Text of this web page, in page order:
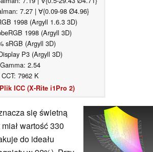
7.27 | ∀{0.09-98 Ø4.96}
1998 (Argyll 1.6.3 3D)
1998 (Argyll 3D)
sRGB (Argyll 3D)
P3 (Argyll 3D)
Gamma: 2.54
CCT: 7962 K
ICC (X-Rite i1Pro 2)
się świetną
wartość 330
do ideału